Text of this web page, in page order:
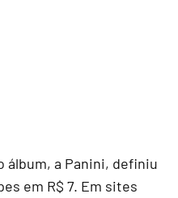
álbum, a Panini, definiu
em R$ 7. Em sites